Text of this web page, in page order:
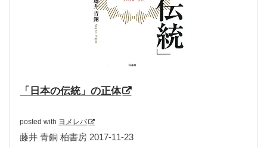
「日本の伝統」の正体
posted with ヨメレバ
藤井 青銅 柏書房 2017-11-23